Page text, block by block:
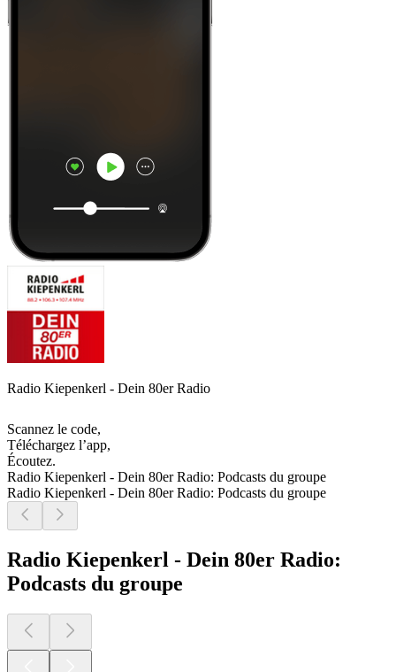
Radio Kiepenkerl - Dein 80er Radio
Scannez le code,
Téléchargez l’app,
Écoutez.
Radio Kiepenkerl - Dein 80er Radio: Podcasts du groupe
Radio Kiepenkerl - Dein 80er Radio: Podcasts du groupe
Radio Kiepenkerl - Dein 80er Radio:
Podcasts du groupe